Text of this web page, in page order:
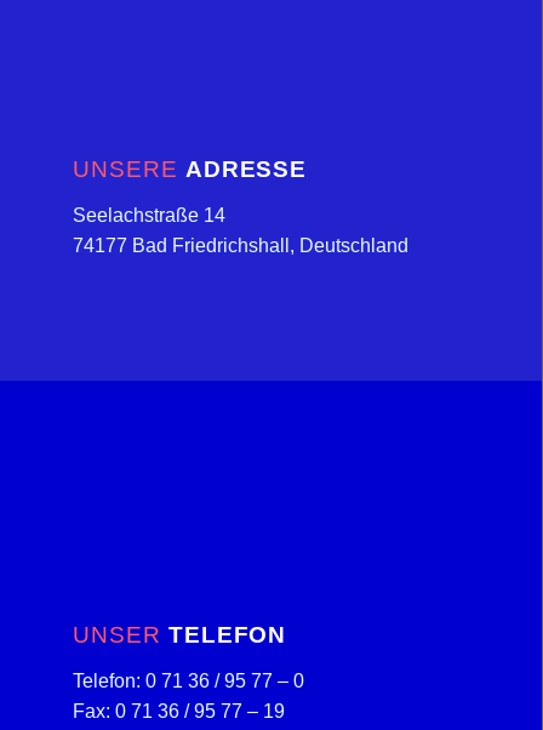
UNSERE ADRESSE
Seelachstraße 14
74177 Bad Friedrichshall, Deutschland
UNSER TELEFON
Telefon: 0 71 36 / 95 77 – 0
Fax: 0 71 36 / 95 77 – 19